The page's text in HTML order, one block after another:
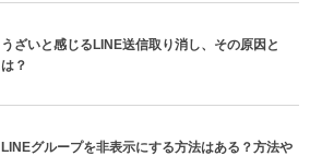
うざいと感じるLINE送信取り消し、その原因と
は？
LINEグループを非表示にする方法はある？方法や